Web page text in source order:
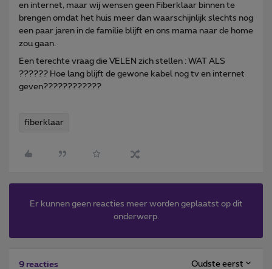
en internet, maar wij wensen geen Fiberklaar binnen te
brengen omdat het huis meer dan waarschijnlijk slechts nog
een paar jaren in de familie blijft en ons mama naar de home
zou gaan.
Een terechte vraag die VELEN zich stellen : WAT ALS
?????? Hoe lang blijft de gewone kabel nog tv en internet
geven????????????
fiberklaar
Er kunnen geen reacties meer worden geplaatst op dit
onderwerp.
9 reacties Oudste eerst